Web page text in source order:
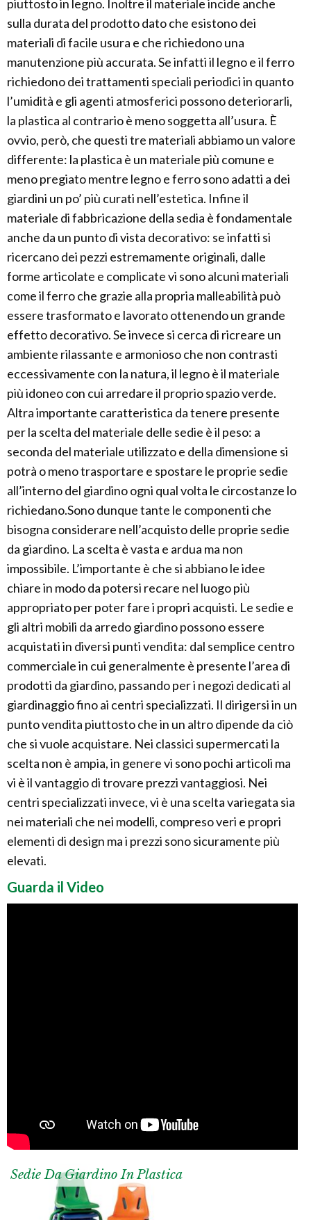
piuttosto in legno. Inoltre il materiale incide anche
sulla durata del prodotto dato che esistono dei
materiali di facile usura e che richiedono una
manutenzione più accurata. Se infatti il legno e il ferro
richiedono dei trattamenti speciali periodici in quanto
l’umidità e gli agenti atmosferici possono deteriorarli,
la plastica al contrario è meno soggetta all’usura. È
ovvio, però, che questi tre materiali abbiamo un valore
differente: la plastica è un materiale più comune e
meno pregiato mentre legno e ferro sono adatti a dei
giardini un po’ più curati nell’estetica. Infine il
materiale di fabbricazione della sedia è fondamentale
anche da un punto di vista decorativo: se infatti si
ricercano dei pezzi estremamente originali, dalle
forme articolate e complicate vi sono alcuni materiali
come il ferro che grazie alla propria malleabilità può
essere trasformato e lavorato ottenendo un grande
effetto decorativo. Se invece si cerca di ricreare un
ambiente rilassante e armonioso che non contrasti
eccessivamente con la natura, il legno è il materiale
più idoneo con cui arredare il proprio spazio verde.
Altra importante caratteristica da tenere presente
per la scelta del materiale delle sedie è il peso: a
seconda del materiale utilizzato e della dimensione si
potrà o meno trasportare e spostare le proprie sedie
all’interno del giardino ogni qual volta le circostanze lo
richiedano.Sono dunque tante le componenti che
bisogna considerare nell’acquisto delle proprie sedie
da giardino. La scelta è vasta e ardua ma non
impossibile. L’importante è che si abbiano le idee
chiare in modo da potersi recare nel luogo più
appropriato per poter fare i propri acquisti. Le sedie e
gli altri mobili da arredo giardino possono essere
acquistati in diversi punti vendita: dal semplice centro
commerciale in cui generalmente è presente l’area di
prodotti da giardino, passando per i negozi dedicati al
giardinaggio fino ai centri specializzati. Il dirigersi in un
punto vendita piuttosto che in un altro dipende da ciò
che si vuole acquistare. Nei classici supermercati la
scelta non è ampia, in genere vi sono pochi articoli ma
vi è il vantaggio di trovare prezzi vantaggiosi. Nei
centri specializzati invece, vi è una scelta variegata sia
nei materiali che nei modelli, compreso veri e propri
elementi di design ma i prezzi sono sicuramente più
elevati.
Guarda il Video
Sedie Da Giardino In Plastica